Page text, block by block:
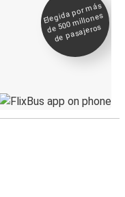
Elegida por
más
de 500
millones
de pasajeros